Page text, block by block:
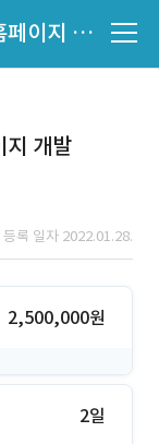
PHP 기반 브랜드/제품 소개 홈페이지 개발
지 개발
등록 일자 2022.01.28.
2,500,000원
2일